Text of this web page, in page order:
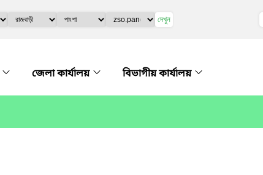
দেখুন
জেলা কার্যালয় বিভাগীয় কার্যালয়